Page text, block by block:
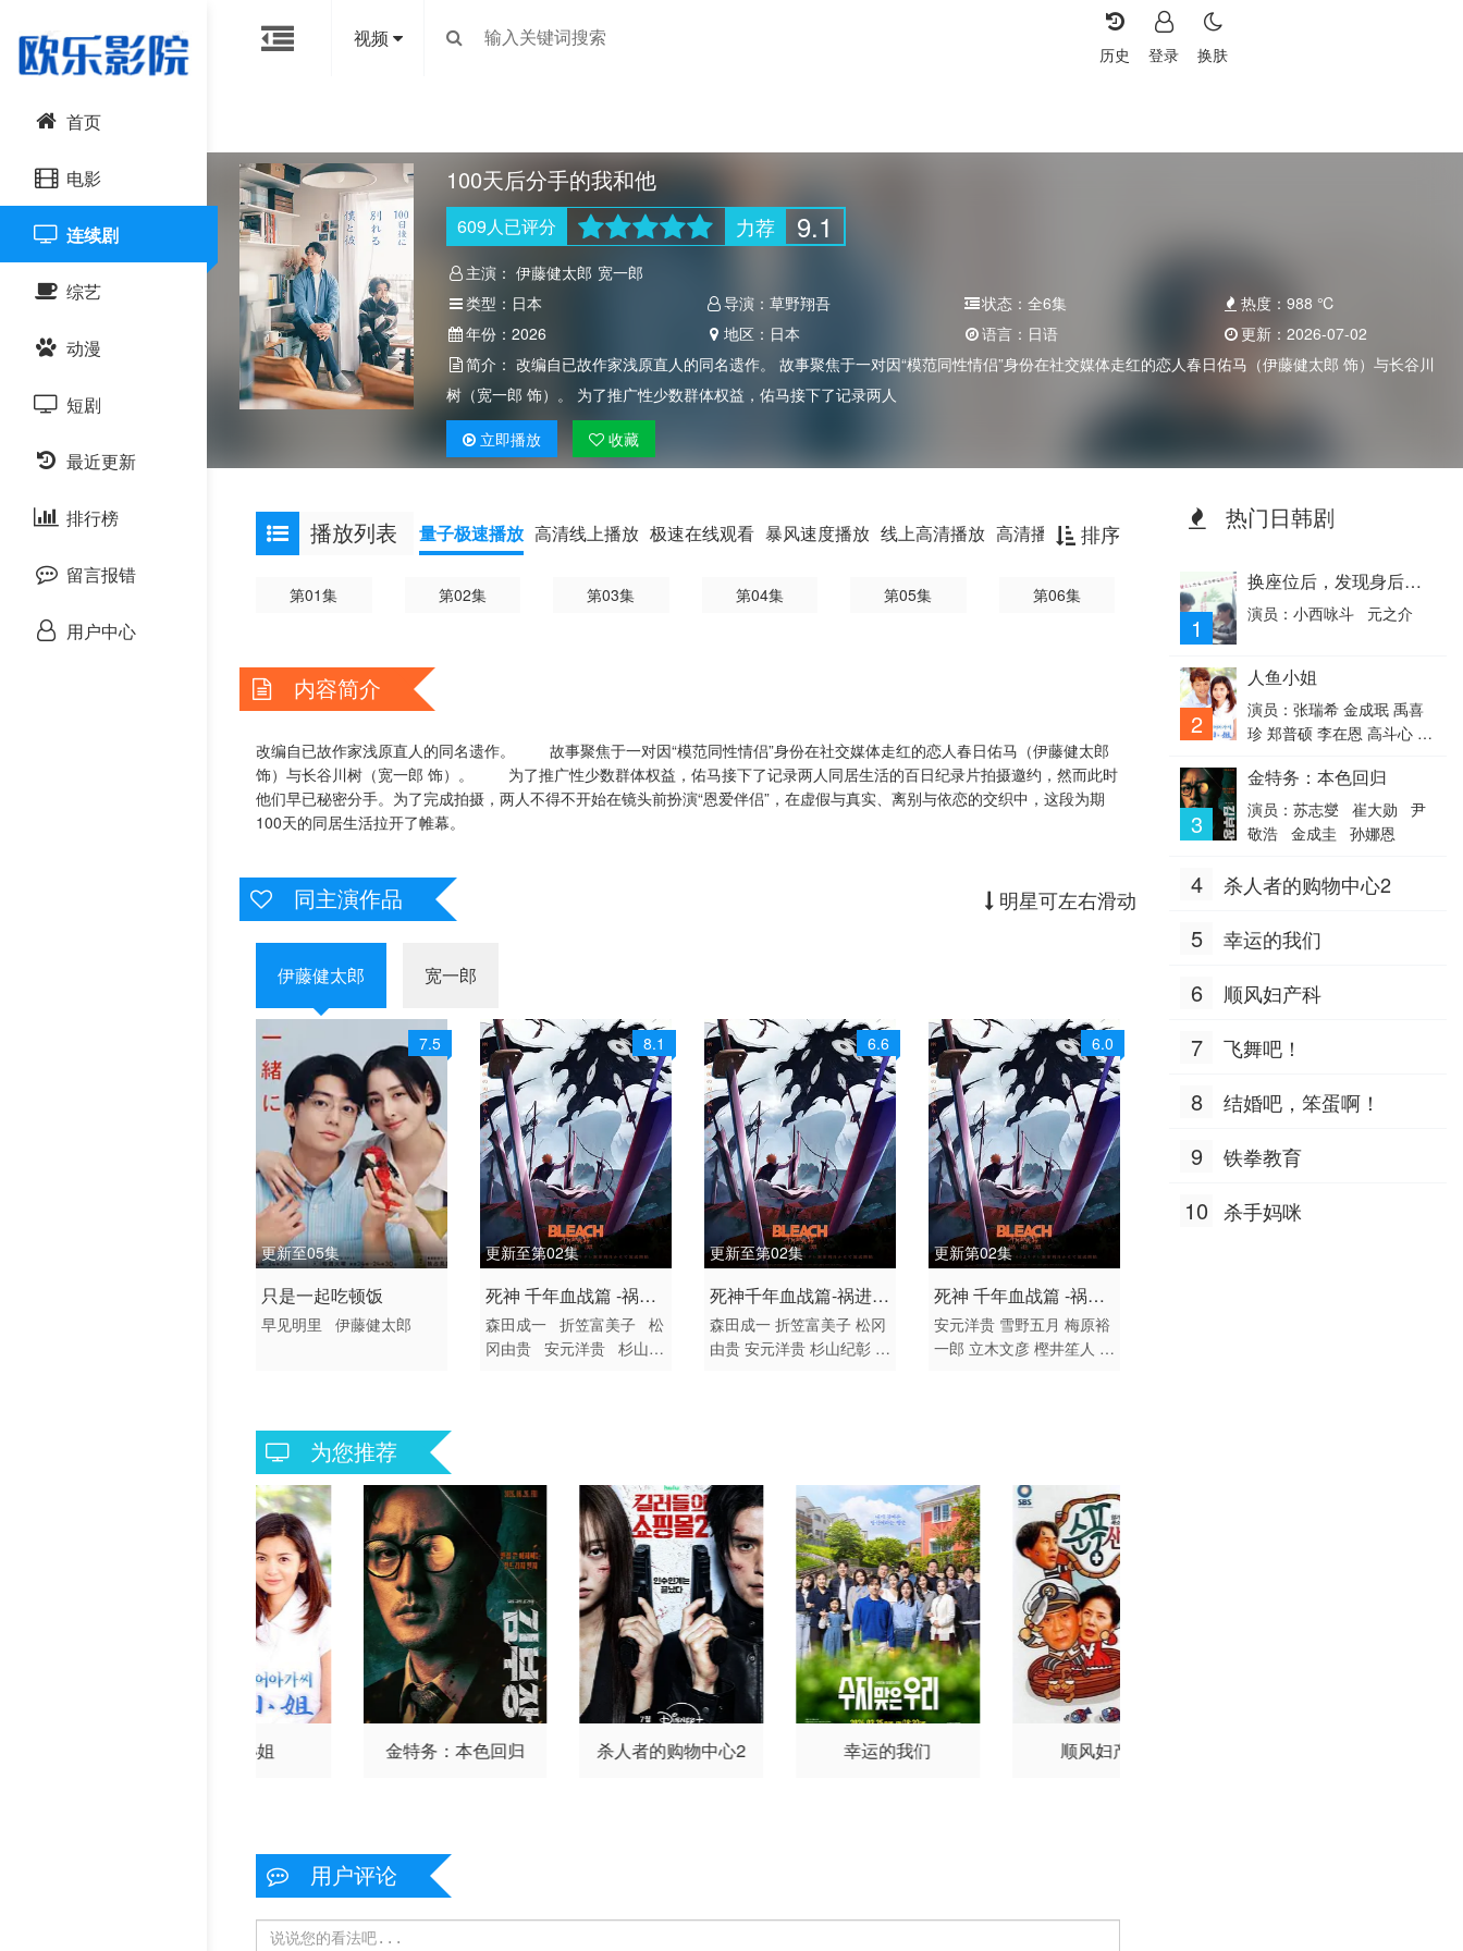
视频
换肤
登录
历史
首页
电影
动作片
喜剧片
爱情片
科幻片
恐怖片
剧情片
战争片
悬疑片
连续剧
综艺
大陆综艺
日韩综艺
港台综艺
欧美综艺
动漫
国产动漫
日韩动漫
欧美动漫
短剧
最近更新
排行榜
留言报错
用户中心
100天后分手的我和他
609人已评分 力荐 9.1
主演： 伊藤健太郎 宽一郎
类型： 日本 导演：草野翔吾 状态：全6集 热度： 988 ℃
年份： 2026 地区： 日本 语言： 日语 更新： 2026-07-02
简介： 改编自已故作家浅原直人的同名遗作。 故事聚焦于一对因“模范同性情侣”身份在社交媒体走红的恋人春日佑马（伊藤健太郎 饰）与长谷川
树（宽一郎 饰）。 为了推广性少数群体权益，佑马接下了记录两人
立即播放 收藏
播放列表 排序
量子极速播放 高清线上播放 极速在线观看 暴风速度播放 线上高清播放 高清播放器 高清云播放器 光速播放
第01集 第02集 第03集 第04集 第05集 第06集
内容简介
改编自已故作家浅原直人的同名遗作。 故事聚焦于一对因“模范同性情侣”身份在社交媒体走红的恋人春日佑马（伊藤健太郎
饰）与长谷川树（宽一郎 饰）。 为了推广性少数群体权益，佑马接下了记录两人同居生活的百日纪录片拍摄邀约，然而此时
他们早已秘密分手。为了完成拍摄，两人不得不开始在镜头前扮演“恩爱伴侣”，在虚假与真实、离别与依恋的交织中，这段为期
100天的同居生活拉开了帷幕。
同主演作品 明星可左右滑动
伊藤健太郎 宽一郎
7.5
更新至05集
2026 / 日本 / 日语
日本
只是一起吃顿饭
早见明里 伊藤健太郎
8.1
更新至第02集
2026 / 日本 / 日语
日韩动漫
死神 千年血战篇 -祸进
谭-
森田成一 折笠富美子
松
冈由贵
安元洋贵
杉山纪
木文彦 石川英郎 速水奖
高木礼子
长嶝高士 石
冢小夜里
稻田彻 诹访部
顺一 清都亚里沙
丰口惠
美
市来光弘
菅生隆之
梅原裕一郎
武内骏辅 小
山刚志
6.6
更新至第02集
2026 / 日本 / 日语
日韩动漫
死神千年血战篇-祸进
谭-
森田成一 折笠富美子 松冈
由贵 安元洋贵 杉山纪彰 高
奖 高木礼子 长嶝高士 石冢
小夜里 稻田彻 诹访部顺一
清都亚里沙
丰口惠美 市来
光弘 菅生隆之 梅原裕一郎
武内骏辅
小山刚志
6.0
更新第02集
2026 / 日本 / 日语
日韩动漫
死神 千年血战篇 -祸进
谭
安元洋贵 雪野五月 梅原裕
一郎 立木文彦 樫井笙人 稻
置鲇龙太郎
Noriaki
Sugiya
ma 小山刚志 诹访部顺一
小野坂昌也
松冈由贵 石川
英郎 速水奖 长嶝高士 高木
礼子 清都亚里沙 石冢小夜
里
为您推荐
人鱼小姐 金特务：本色回归 杀人者的购物中心2 幸运的我们 顺风妇产科
用户评论
热门日韩剧
1
换座位后，发现身后的
演员：小西咏斗 元之介
2
人鱼小姐
演员：张瑞希 金成珉 禹喜
珍 郑普硕 李在恩 高斗心 朴
3
金特务：本色回归
演员：苏志燮 崔大勋 尹
敬浩 金成圭 孙娜恩
4 杀人者的购物中心2
5 幸运的我们
6 顺风妇产科
7 飞舞吧！
8 结婚吧，笨蛋啊！
9 铁拳教育
10 杀手妈咪